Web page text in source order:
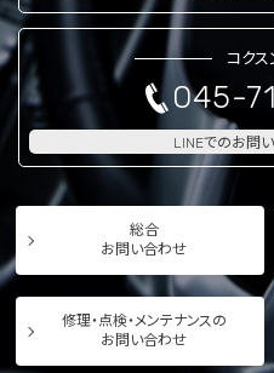
コク
045-
LINEでのお問
総合
お問い合わせ
修理・点検・メンテナンスの
お問い合わせ